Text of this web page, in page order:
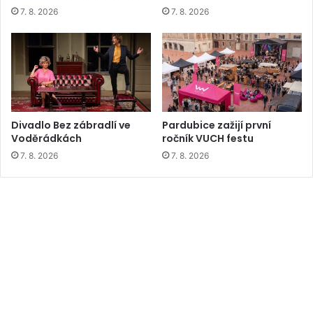
7. 8. 2026 7. 8. 2026
Divadlo Bez zábradlí ve
Voděrádkách
7. 8. 2026
Pardubice zažijí první
ročník VUCH festu
7. 8. 2026